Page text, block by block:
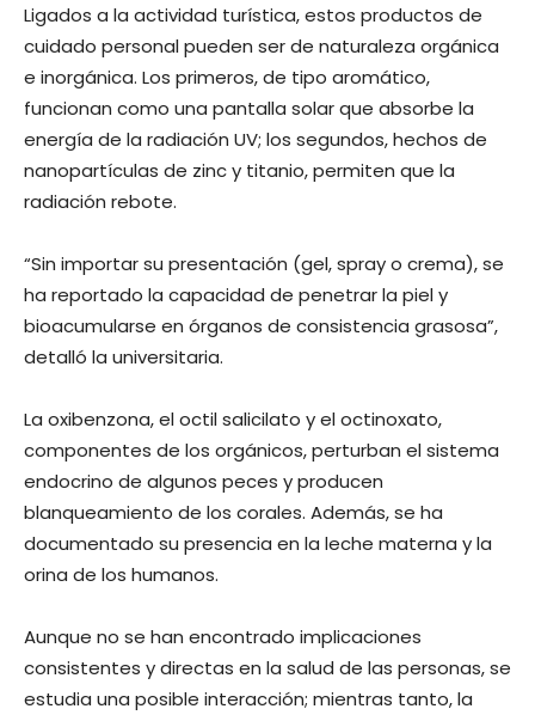
Ligados a la actividad turística, estos productos de
cuidado personal pueden ser de naturaleza orgánica
e inorgánica. Los primeros, de tipo aromático,
funcionan como una pantalla solar que absorbe la
energía de la radiación UV; los segundos, hechos de
nanopartículas de zinc y titanio, permiten que la
radiación rebote.
“Sin importar su presentación (gel, spray o crema), se
ha reportado la capacidad de penetrar la piel y
bioacumularse en órganos de consistencia grasosa”,
detalló la universitaria.
La oxibenzona, el octil salicilato y el octinoxato,
componentes de los orgánicos, perturban el sistema
endocrino de algunos peces y producen
blanqueamiento de los corales. Además, se ha
documentado su presencia en la leche materna y la
orina de los humanos.
Aunque no se han encontrado implicaciones
consistentes y directas en la salud de las personas, se
estudia una posible interacción; mientras tanto, la